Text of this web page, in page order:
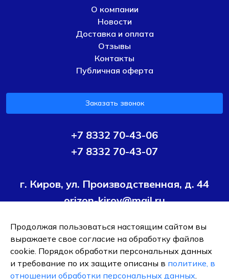
О компании
Новости
Доставка и оплата
Отзывы
Контакты
Публичная оферта
Заказать звонок
+7 8332 70-43-06
+7 8332 70-43-07
г. Киров, ул. Производственная, д. 44
orizon-kirov@mail.ru
Условия политики конфиденциальности
Согласие на
обработку персональных данных
ОБЩЕСТВО С ОГРАНИЧЕННОЙ ОТВЕТСТВЕННОСТЬЮ ТК
Продолжая пользоваться настоящим сайтом вы
выражаете свое согласие на обработку файлов
cookie. Порядок обработки персональных данных
и требование по их защите описаны в политике, в
отношении обработки персональных данных.